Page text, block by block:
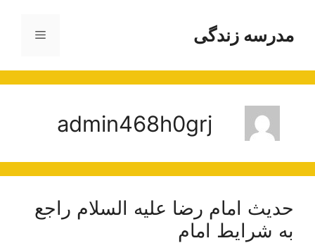
محتوامدرسه زندگی فهرست
admin468h0grj
حديث امام رضا علیه السلام راجع
به شرايط امام‏